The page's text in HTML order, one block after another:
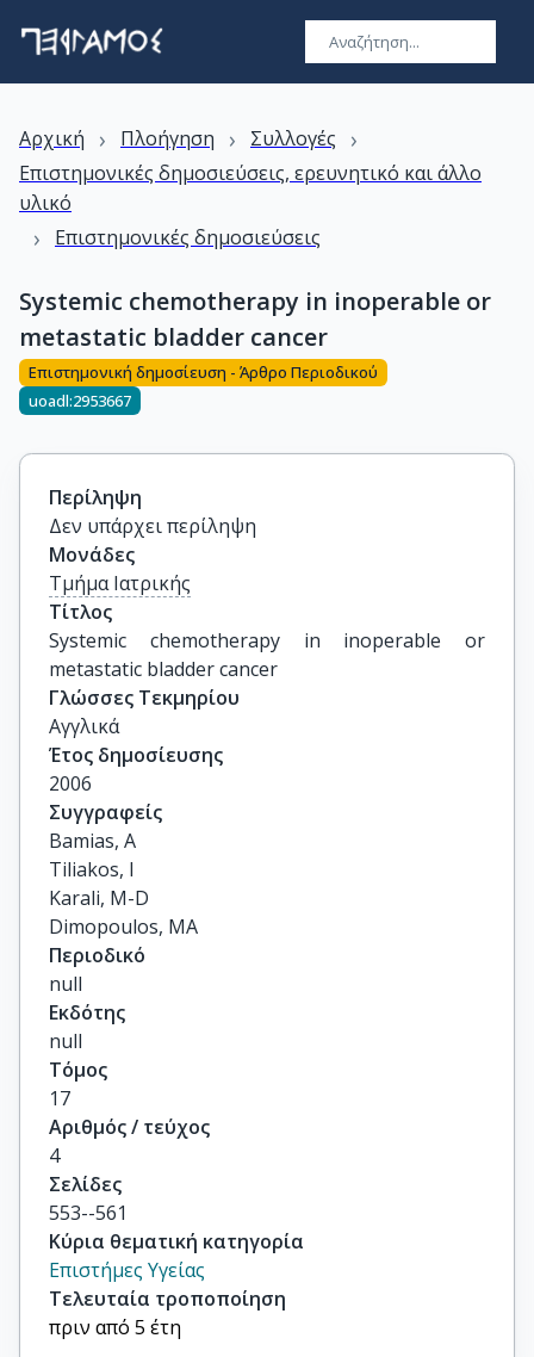
Αρχική › Πλοήγηση › Συλλογές ›
Επιστημονικές δημοσιεύσεις, ερευνητικό και άλλο
υλικό
› Επιστημονικές δημοσιεύσεις
Systemic chemotherapy in inoperable or
metastatic bladder cancer
Επιστημονική δημοσίευση - Άρθρο Περιοδικού
uoadl:2953667
Περίληψη
Δεν υπάρχει περίληψη
Μονάδες
Τμήμα Ιατρικής
Τίτλος
Systemic chemotherapy in inoperable or
metastatic bladder cancer
Γλώσσες Τεκμηρίου
Αγγλικά
Έτος δημοσίευσης
2006
Συγγραφείς
Bamias, A
Tiliakos, I
Karali, M-D
Dimopoulos, MA
Περιοδικό
null
Εκδότης
null
Τόμος
17
Αριθμός / τεύχος
4
Σελίδες
553--561
Κύρια θεματική κατηγορία
Επιστήμες Υγείας
Τελευταία τροποποίηση
πριν από 5 έτη